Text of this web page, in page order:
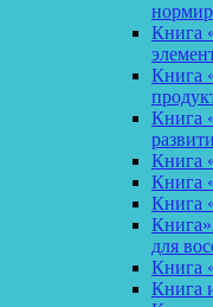
Книга
Книга
Книга
Книга
Книга
Книга
для
Книга
Книга